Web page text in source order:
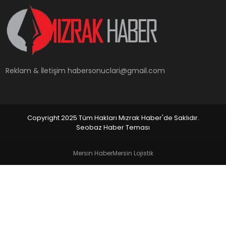
YAŞAM
Reklam & İletişimhabersonuclari@gmail.com
Copyright 2025 Tüm Hakları Mızrak Haber'de Saklıdır.
Seobaz Haber Teması
Mersin HaberMersin Lojistik